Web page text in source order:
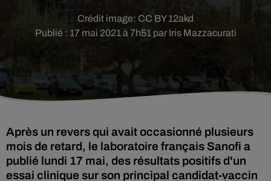
Publié : 17 mai 2021 à 7h51 par Iris Mazzacurati
Crédit image: CC BY 12akd
Après un revers qui avait occasionné plusieurs
mois de retard, le laboratoire français Sanofi a
publié lundi 17 mai, des résultats positifs d'un
essai clinique sur son principal candidat-vaccin